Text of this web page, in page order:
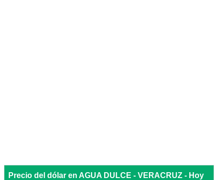
Precio del dólar en AGUA DULCE - VERACRUZ - Hoy